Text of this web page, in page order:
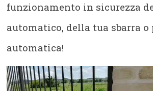
funzionamento in sicurezza
automatico, della tua sbarra o
automatica!